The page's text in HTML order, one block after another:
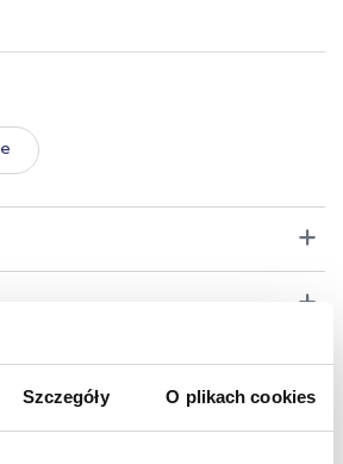
Szczegóły O plikach cookies